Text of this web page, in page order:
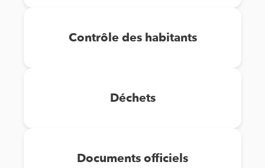
Contrôle des habitants
Déchets
Documents officiels